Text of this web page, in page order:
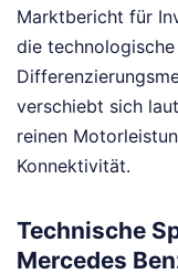
Marktbericht für
die
verschiebt sich
reinen
Konnektivität.
Technische
Mercedes